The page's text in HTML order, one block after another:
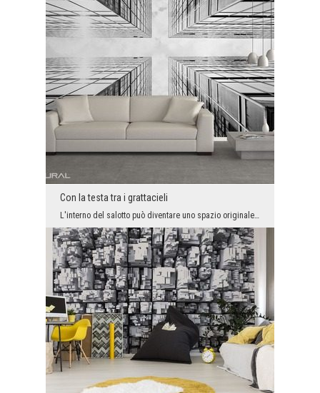
Con la testa tra i grattacieli
L'interno del salotto può diventare uno spazio originale con un pizzico del fascino moderno. Quel...